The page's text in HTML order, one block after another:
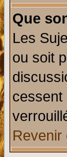
Que
Les
ou soit
cessent
Revenir